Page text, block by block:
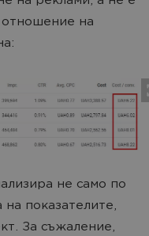
отношение на
не само по
показателите,
За съжаление,